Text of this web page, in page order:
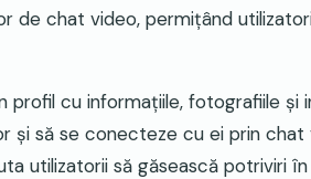
de chat video, permițând
profil cu informațiile, fotografiile și
și să se conecteze cu ei prin
utilizatorii să găsească potriviri